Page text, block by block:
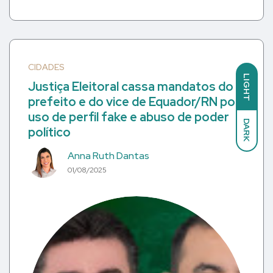
LIGHT
DARK
CIDADES
Justiça Eleitoral cassa mandatos do
prefeito e do vice de Equador/RN por
uso de perfil fake e abuso de poder
político
Anna Ruth Dantas
01/08/2025